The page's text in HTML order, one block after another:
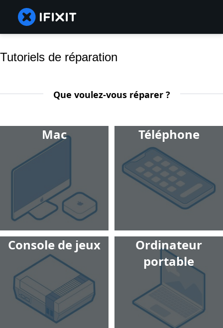
Tutoriels de réparation
Que voulez-vous réparer ?
Mac Téléphone
Console de jeux
Ordinateur
portable